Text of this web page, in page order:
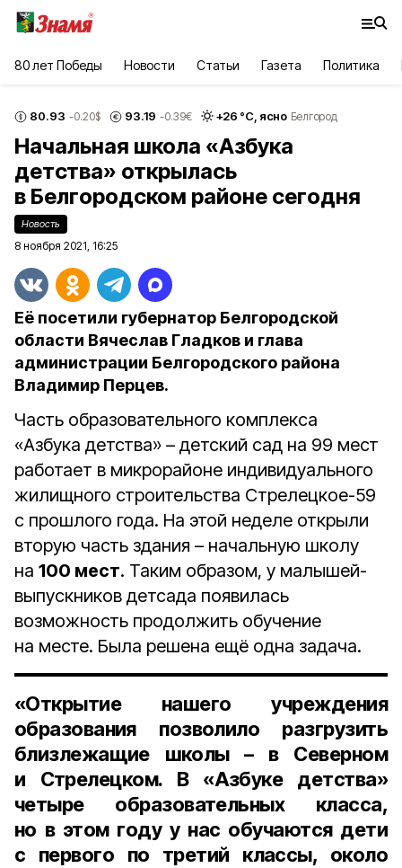
80 лет Победы Новости Статьи Газета Политика
80.93 -0.20$ 93.19 -0.39€ +26 °С, ясно Белгород
Начальная школа «Азбука
детства» открылась
в Белгородском районе сегодня
Новость
8 ноября 2021, 16:25
Её посетили губернатор Белгородской
области Вячеслав Гладков и глава
администрации Белгородского района
Владимир Перцев.
Часть образовательного комплекса
«Азбука детства» – детский сад на 99 мест
работает в микрорайоне индивидуального
жилищного строительства Стрелецкое-59
с прошлого года. На этой неделе открыли
вторую часть здания – начальную школу
на 100 мест. Таким образом, у малышей-
выпускников детсада появилась
возможность продолжить обучение
на месте. Была решена ещё одна задача.
«Открытие нашего учреждения
образования позволило разгрузить
близлежащие школы – в Северном
и Стрелецком. В «Азбуке детства»
четыре образовательных класса,
но в этом году у нас обучаются дети
с первого по третий классы, около